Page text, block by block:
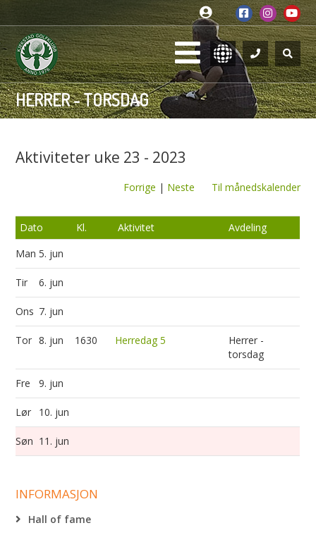
HERRER - TORSDAG
Aktiviteter uke 23 - 2023
Forrige | Neste Til månedskalender
Dato Kl. Aktivitet
Avdeling
Man5. jun
Tir 6. jun
Ons 7. jun
Tor 8. jun 1630 Herredag 5
Herrer -
torsdag
Fre 9. jun
Lør 10. jun
Søn 11. jun
INFORMASJON
Hall of fame